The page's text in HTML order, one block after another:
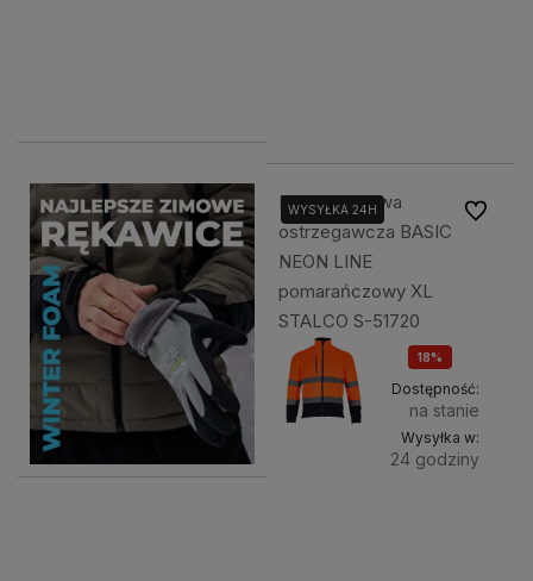
Bluza polarowa
ostrzegawcza BASIC
NEON LINE
pomarańczowy XL
STALCO S-51720
18%
OKAZJA
WYSYŁKA 24H
Dostępność:
na stanie
Wysyłka w:
24 godziny
Do